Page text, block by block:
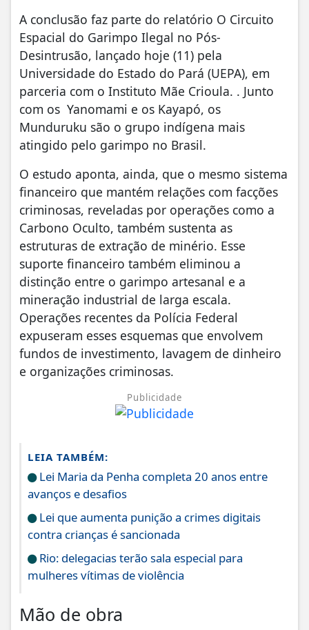
A conclusão faz parte do relatório O Circuito
Espacial do Garimpo Ilegal no Pós-
Desintrusão, lançado hoje (11) pela
Universidade do Estado do Pará (UEPA), em
parceria com o Instituto Mãe Crioula. . Junto
com os Yanomami e os Kayapó, os
Munduruku são o grupo indígena mais
atingido pelo garimpo no Brasil.
O estudo aponta, ainda, que o mesmo sistema
financeiro que mantém relações com facções
criminosas, reveladas por operações como a
Carbono Oculto, também sustenta as
estruturas de extração de minério. Esse
suporte financeiro também eliminou a
distinção entre o garimpo artesanal e a
mineração industrial de larga escala.
Operações recentes da Polícia Federal
expuseram esses esquemas que envolvem
fundos de investimento, lavagem de dinheiro
e organizações criminosas.
Publicidade
LEIA TAMBÉM:
Lei Maria da Penha completa 20 anos entre
avanços e desafios
Lei que aumenta punição a crimes digitais
contra crianças é sancionada
Rio: delegacias terão sala especial para
mulheres vítimas de violência
Mão de obra